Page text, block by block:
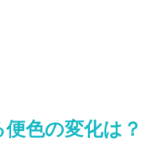
色の変化は？